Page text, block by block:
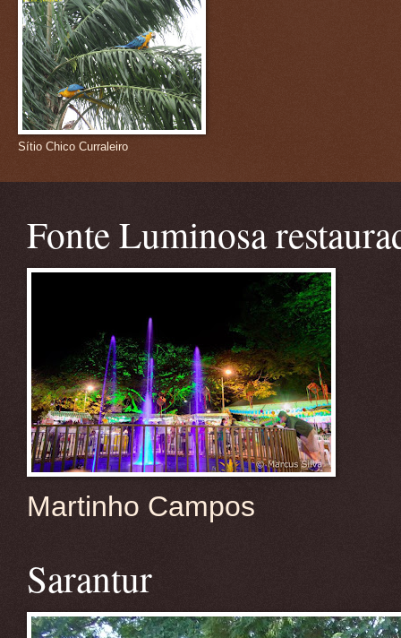
Sítio Chico Curraleiro
Fonte Luminosa
Martinho Campos
Sarantur